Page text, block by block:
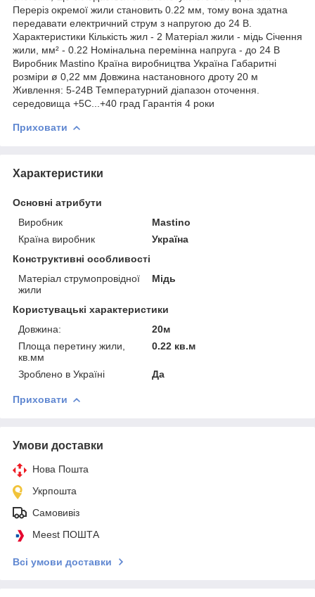
Переріз окремої жили становить 0.22 мм, тому вона здатна
передавати електричний струм з напругою до 24 В.
Характеристики Кількість жил - 2 Матеріал жили - мідь Січення
жили, мм² - 0.22 Номінальна перемінна напруга - до 24 В
Виробник Mastino Країна виробництва Україна Габаритні
розміри ø 0,22 мм Довжина настановного дроту 20 м
Живлення: 5-24В Температурний діапазон оточення.
середовища +5С...+40 град Гарантія 4 роки
Приховати
Характеристики
Основні атрибути
Виробник
Mastino
Країна виробник
Україна
Конструктивні особливості
Матеріал струмопровідної
жили
Мідь
Користувацькі характеристики
Довжина:
20м
Площа перетину жили,
кв.мм
0.22 кв.м
Зроблено в Україні Да
Приховати
Умови доставки
Нова Пошта
Укрпошта
Самовивіз
Meest ПОШТА
Всі умови доставки